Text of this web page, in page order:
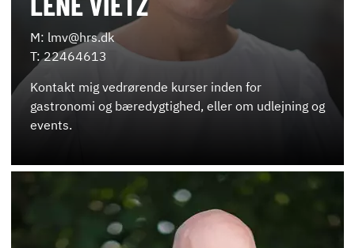
M: lmv@hrs.dk
T: 22464613
Kontakt mig vedrørende kurser inden for
gastronomi og bæredygtighed, eller om udlejning og
events.